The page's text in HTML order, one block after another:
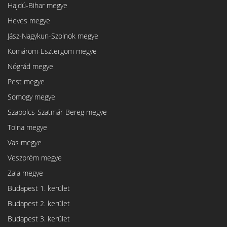
Hajdú-Bihar megye
Heves megye
Jász-Nagykun-Szolnok megye
Komárom-Esztergom megye
Nógrád megye
Pest megye
Somogy megye
Szabolcs-Szatmár-Bereg megye
Tolna megye
Vas megye
Veszprém megye
Zala megye
Budapest 1. kerület
Budapest 2. kerület
Budapest 3. kerület